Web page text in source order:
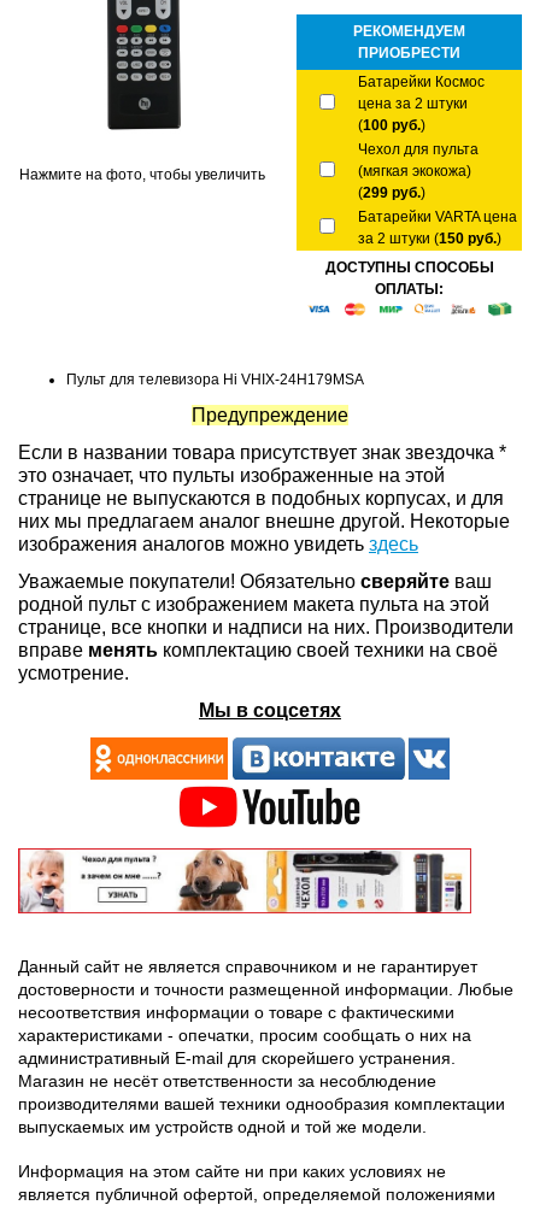
Нажмите на фото, чтобы увеличить
РЕКОМЕНДУЕМ
ПРИОБРЕСТИ
Батарейки Космос
цена за 2 штуки
(100 руб.)
Чехол для пульта
(мягкая экокожа)
(299 руб.)
Батарейки VARTA цена
за 2 штуки (150 руб.)
ДОСТУПНЫ СПОСОБЫ
ОПЛАТЫ:
Пульт для телевизора Hi VHIX-24H179MSA
Предупреждение
Если в названии товара присутствует знак звездочка *
это означает, что пульты изображенные на этой
странице не выпускаются в подобных корпусах, и для
них мы предлагаем аналог внешне другой. Некоторые
изображения аналогов можно увидеть здесь
Уважаемые покупатели! Обязательно сверяйте ваш
родной пульт с изображением макета пульта на этой
странице, все кнопки и надписи на них. Производители
вправе менять комплектацию своей техники на своё
усмотрение.
Мы в соцсетях
Данный сайт не является справочником и не гарантирует
достоверности и точности размещенной информации. Любые
несоответствия информации о товаре с фактическими
характеристиками - опечатки, просим сообщать о них на
административный E-mail для скорейшего устранения.
Магазин не несёт ответственности за несоблюдение
производителями вашей техники однообразия комплектации
выпускаемых им устройств одной и той же модели.
Информация на этом сайте ни при каких условиях не
является публичной офертой, определяемой положениями